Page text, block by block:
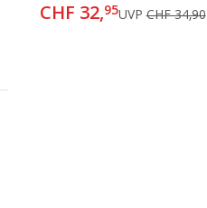
CHF 32,95UVPCHF 34,90